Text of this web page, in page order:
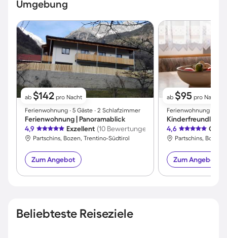
Umgebung
ab $142 pro Nacht
Ferienwohnung ∙ 5 Gäste ∙ 2 Schlafzimmer
Ferienwohnung | Panoramablick
4,9
Exzellent (10 Bewertungen)
Partschins, Bozen, Trentino-Südtirol
Zum Angebot
ab $95 pro Nacht
Ferienwohnung ∙ 2
4,6
Partschins,
Zum Angebot
Beliebteste Reiseziele